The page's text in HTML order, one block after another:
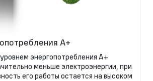
A+
энергопотребления А+
меньше электроэнергии, при
его работы остается на высоком